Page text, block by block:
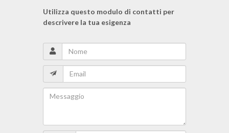
Utilizza questo modulo di contatti per
descrivere la tua esigenza